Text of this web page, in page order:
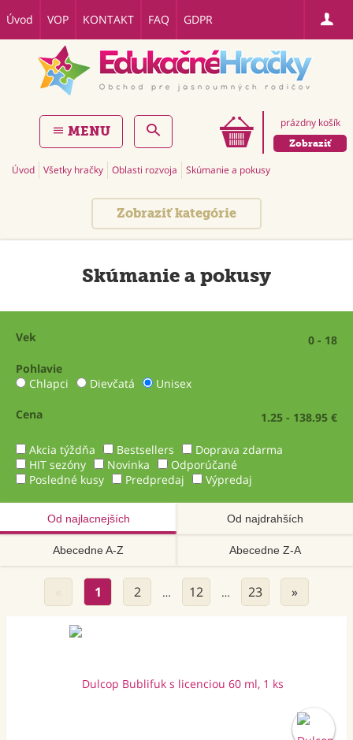
Úvod VOP KONTAKT FAQ GDPR
prázdny košík
Zobraziť
MENU
Úvod Všetky hračky Oblasti rozvoja Skúmanie a pokusy
Zobraziť kategórie
Skúmanie a pokusy
Vek
0 - 18
Pohlavie
Chlapci
Dievčatá Unisex
Cena 1.25 - 138.95 €
Akcia týždňa Bestsellers
Doprava zdarma
HIT sezóny
Novinka
Odporúčané
Posledné kusy
Predpredaj Výpredaj
Od najlacnejších Od najdrahších
Abecedne A-Z Abecedne Z-A
1 2 … 12 … 23 »